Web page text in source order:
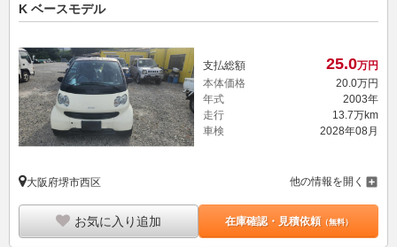
K ベースモデル
支払総額 25.0万円
本体価格
20.0万円
年式
2003年
走行
13.7万km
車検
2028年08月
大阪府堺市西区 他の情報を開く
お気に入り追加 在庫確認・見積依頼（無料）